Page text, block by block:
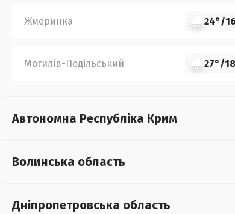
Жмеринка 24°/
Могилів-Подільський 27°/
Автономна Республіка Крим
Волинська область
Дніпропетровська область